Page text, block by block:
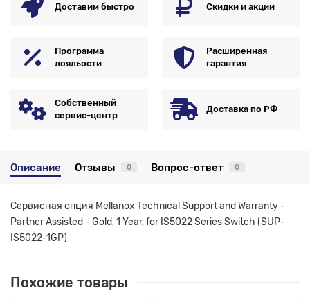
Доставим быстро Скидки и акции
Программа
лояльости
Расширенная
гарантия
Собственный
сервис-центр
Доставка по РФ
Описание Отзывы 0 Вопрос-ответ 0
Сервисная опция Mellanox Technical Support and Warranty -
Partner Assisted - Gold, 1 Year, for IS5022 Series Switch (SUP-
IS5022-1GP)
Похожие товары